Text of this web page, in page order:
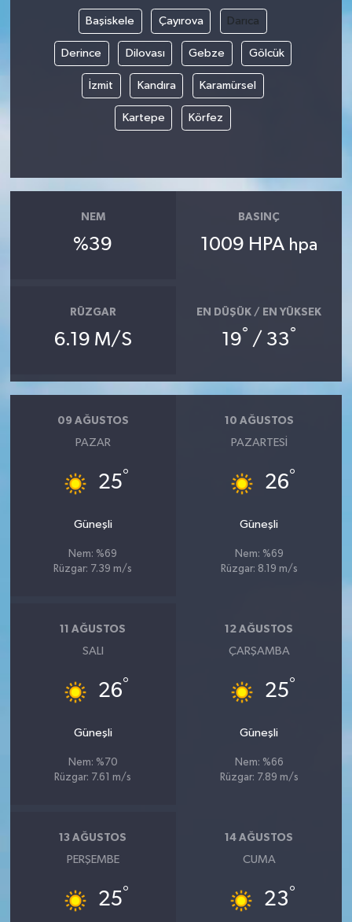
Başiskele Çayırova Darıca
Derince Dilovası Gebze Gölcük
İzmit Kandıra Karamürsel
Kartepe Körfez
NEM
%39
BASINÇ
1009 HPA hpa
RÜZGAR
6.19 M/S
EN DÜŞÜK / EN YÜKSEK
19° / 33°
09 AĞUSTOS
PAZAR
25°
Güneşli
Nem: %69
Rüzgar: 7.39 m/s
10 AĞUSTOS
PAZARTESI
26°
Güneşli
Nem: %69
Rüzgar: 8.19 m/s
11 AĞUSTOS
SALI
26°
Güneşli
Nem: %70
Rüzgar: 7.61 m/s
12 AĞUSTOS
ÇARŞAMBA
25°
Güneşli
Nem: %66
Rüzgar: 7.89 m/s
13 AĞUSTOS
PERŞEMBE
25°
14 AĞUSTOS
CUMA
23°